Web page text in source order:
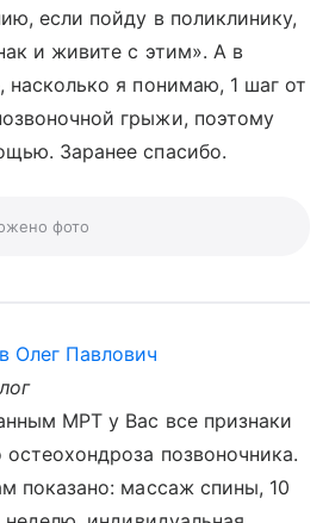
если пойду в поликлинику,
и живите с этим». А в
насколько я понимаю, 1 шаг от
грыжи, поэтому
Заранее спасибо.
фото
Олег Павлович
МРТ у Вас все признаки
остеохондроза позвоночника.
показано: массаж спины, 10